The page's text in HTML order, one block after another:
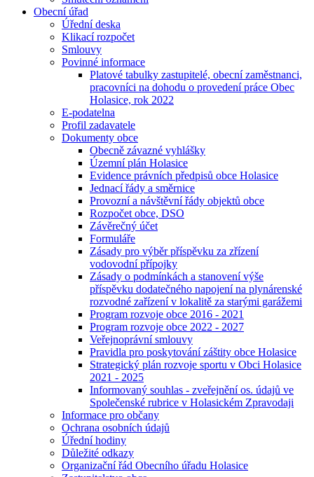
Obecní úřad
Úřední deska
Klikací rozpočet
Smlouvy
Povinné informace
Platové tabulky zastupitelé, obecní zaměstnanci,
pracovníci na dohodu o provedení práce Obec
Holasice, rok 2022
E-podatelna
Profil zadavatele
Dokumenty obce
Obecně závazné vyhlášky
Územní plán Holasice
Evidence právních předpisů obce Holasice
Jednací řády a směrnice
Provozní a návštěvní řády objektů obce
Rozpočet obce, DSO
Závěrečný účet
Formuláře
Zásady pro výběr příspěvku za zřízení
vodovodní přípojky
Zásady o podmínkách a stanovení výše
příspěvku dodatečného napojení na plynárenské
rozvodné zařízení v lokalitě za starými garážemi
Program rozvoje obce 2016 - 2021
Program rozvoje obce 2022 - 2027
Veřejnoprávní smlouvy
Pravidla pro poskytování záštity obce Holasice
Strategický plán rozvoje sportu v Obci Holasice
2021 - 2025
Informovaný souhlas - zveřejnění os. údajů ve
Společenské rubrice v Holasickém Zpravodaji
Informace pro občany
Ochrana osobních údajů
Úřední hodiny
Důležité odkazy
Organizační řád Obecního úřadu Holasice